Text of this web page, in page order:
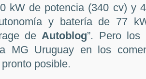
kW de potencia (340 cv) y
y batería de 77
de Autoblog”. Pero los
MG Uruguay en los
posible.